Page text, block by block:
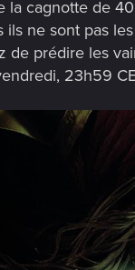
la cagnotte de
ne sont pas
de prédire les
23h59